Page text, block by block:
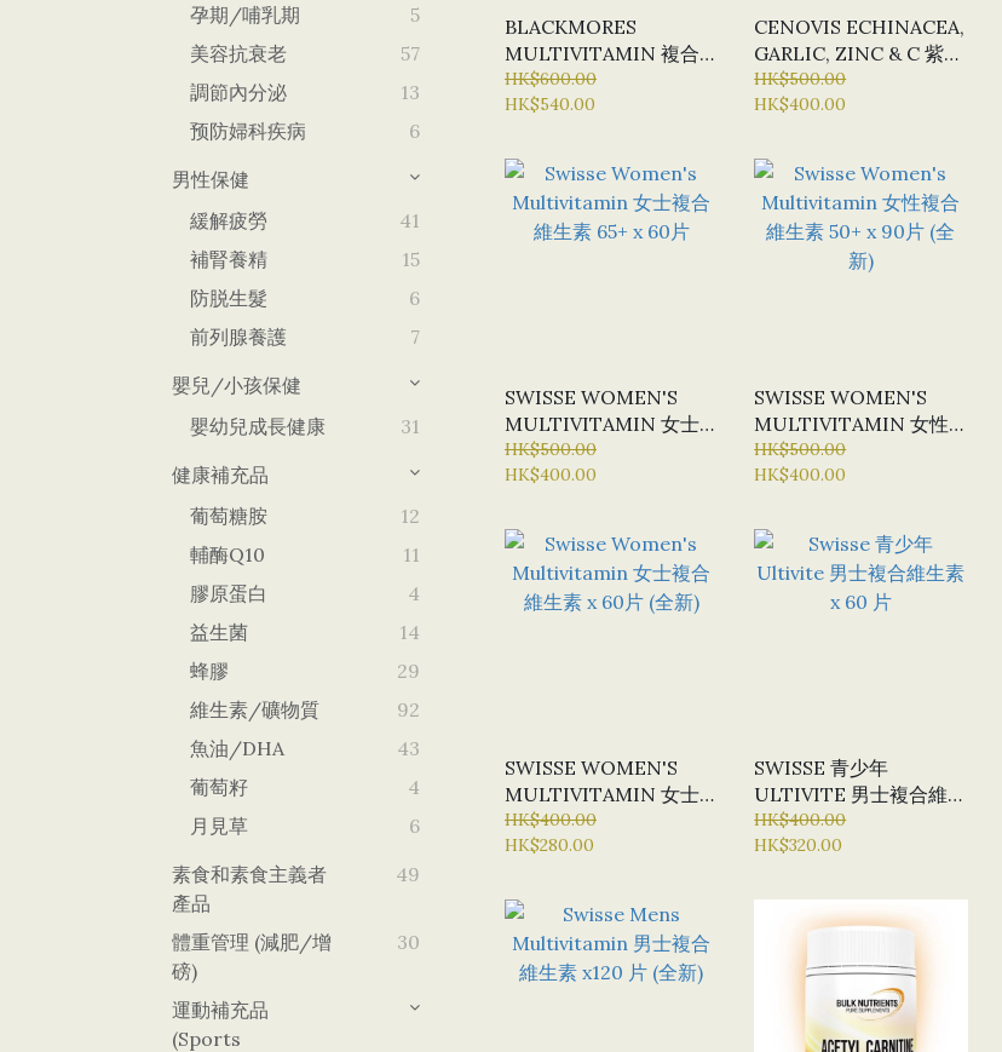
孕期/哺乳期
5
美容抗衰老
57
調節內分泌
13
预防婦科疾病
6
男性保健
緩解疲勞
41
補腎養精
15
防脱生髮
6
前列腺養護
7
嬰兒/小孩保健
嬰幼兒成長健康
31
健康補充品
葡萄糖胺
12
輔酶Q10
11
膠原蛋白
4
益生菌
14
蜂膠
29
維生素/礦物質
92
魚油/DHA
43
葡萄籽
4
月見草
6
素食和素食主義者
產品
49
體重管理 (減肥/增
磅)
30
運動補充品
(Sports
BLACKMORES
MULTIVITAMIN 複合
維生素 50+ (緩釋片)
X150 片
HK$600.00
HK$540.00
CENOVIS ECHINACEA,
GARLIC, ZINC & C 紫錐
菊，大蒜，鋅 & 維生素C
X180片
HK$500.00
HK$400.00
SWISSE WOMEN'S
MULTIVITAMIN 女士
複合維生素 65+ X 60片
HK$500.00
HK$400.00
SWISSE WOMEN'S
MULTIVITAMIN 女性
複合維生素 50+ X 90片
(全新)
HK$500.00
HK$400.00
SWISSE WOMEN'S
MULTIVITAMIN 女士
複合維生素 X 60片 (全
新)
HK$400.00
HK$280.00
SWISSE 青少年
ULTIVITE 男士複合維生
素 X 60 片
HK$400.00
HK$320.00